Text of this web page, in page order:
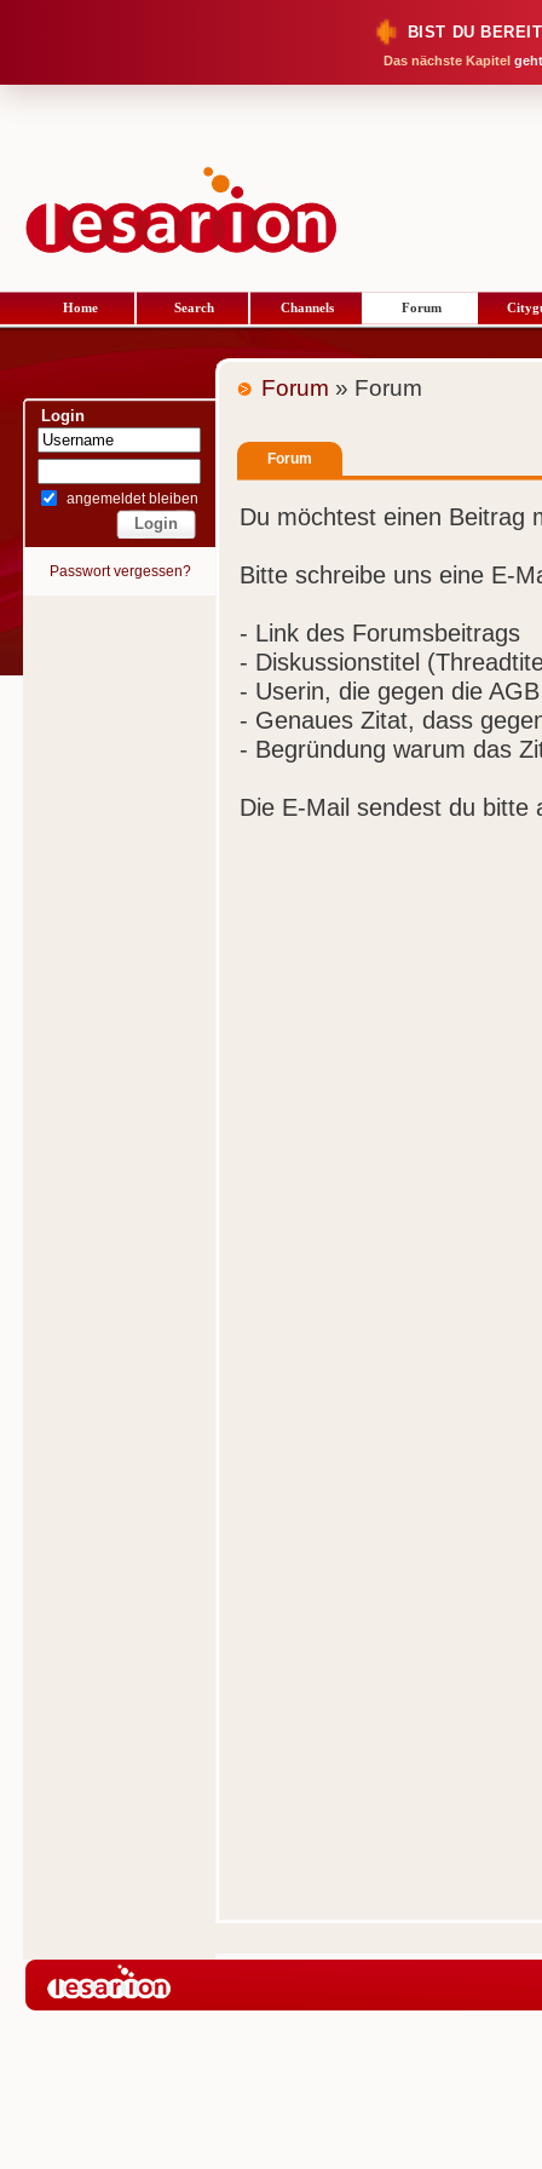
BIST DU
Das nächste Kapitel
Home Search Channels Forum
Login
angemeldet bleiben
Passwort vergessen?
Forum » Forum
Forum
Du möchtest einen Beitrag
Bitte schreibe uns eine E-
- Link des Forumsbeitrags
- Diskussionstitel
- Userin, die gegen die
- Genaues Zitat, dass
- Begründung warum das
Die E-Mail sendest du bitte